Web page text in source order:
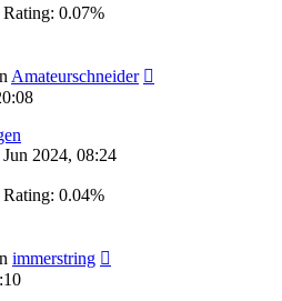
Rating: 0.07%
Amateurschneider
2024, 08:24
Rating: 0.04%
immerstring